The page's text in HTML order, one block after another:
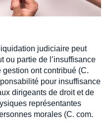
judiciaire peut
ou partie de l’insuffisance
gestion ont contribué (C.
pour insuffisance
dirigeants de droit et de
représentantes
morales (C. com.